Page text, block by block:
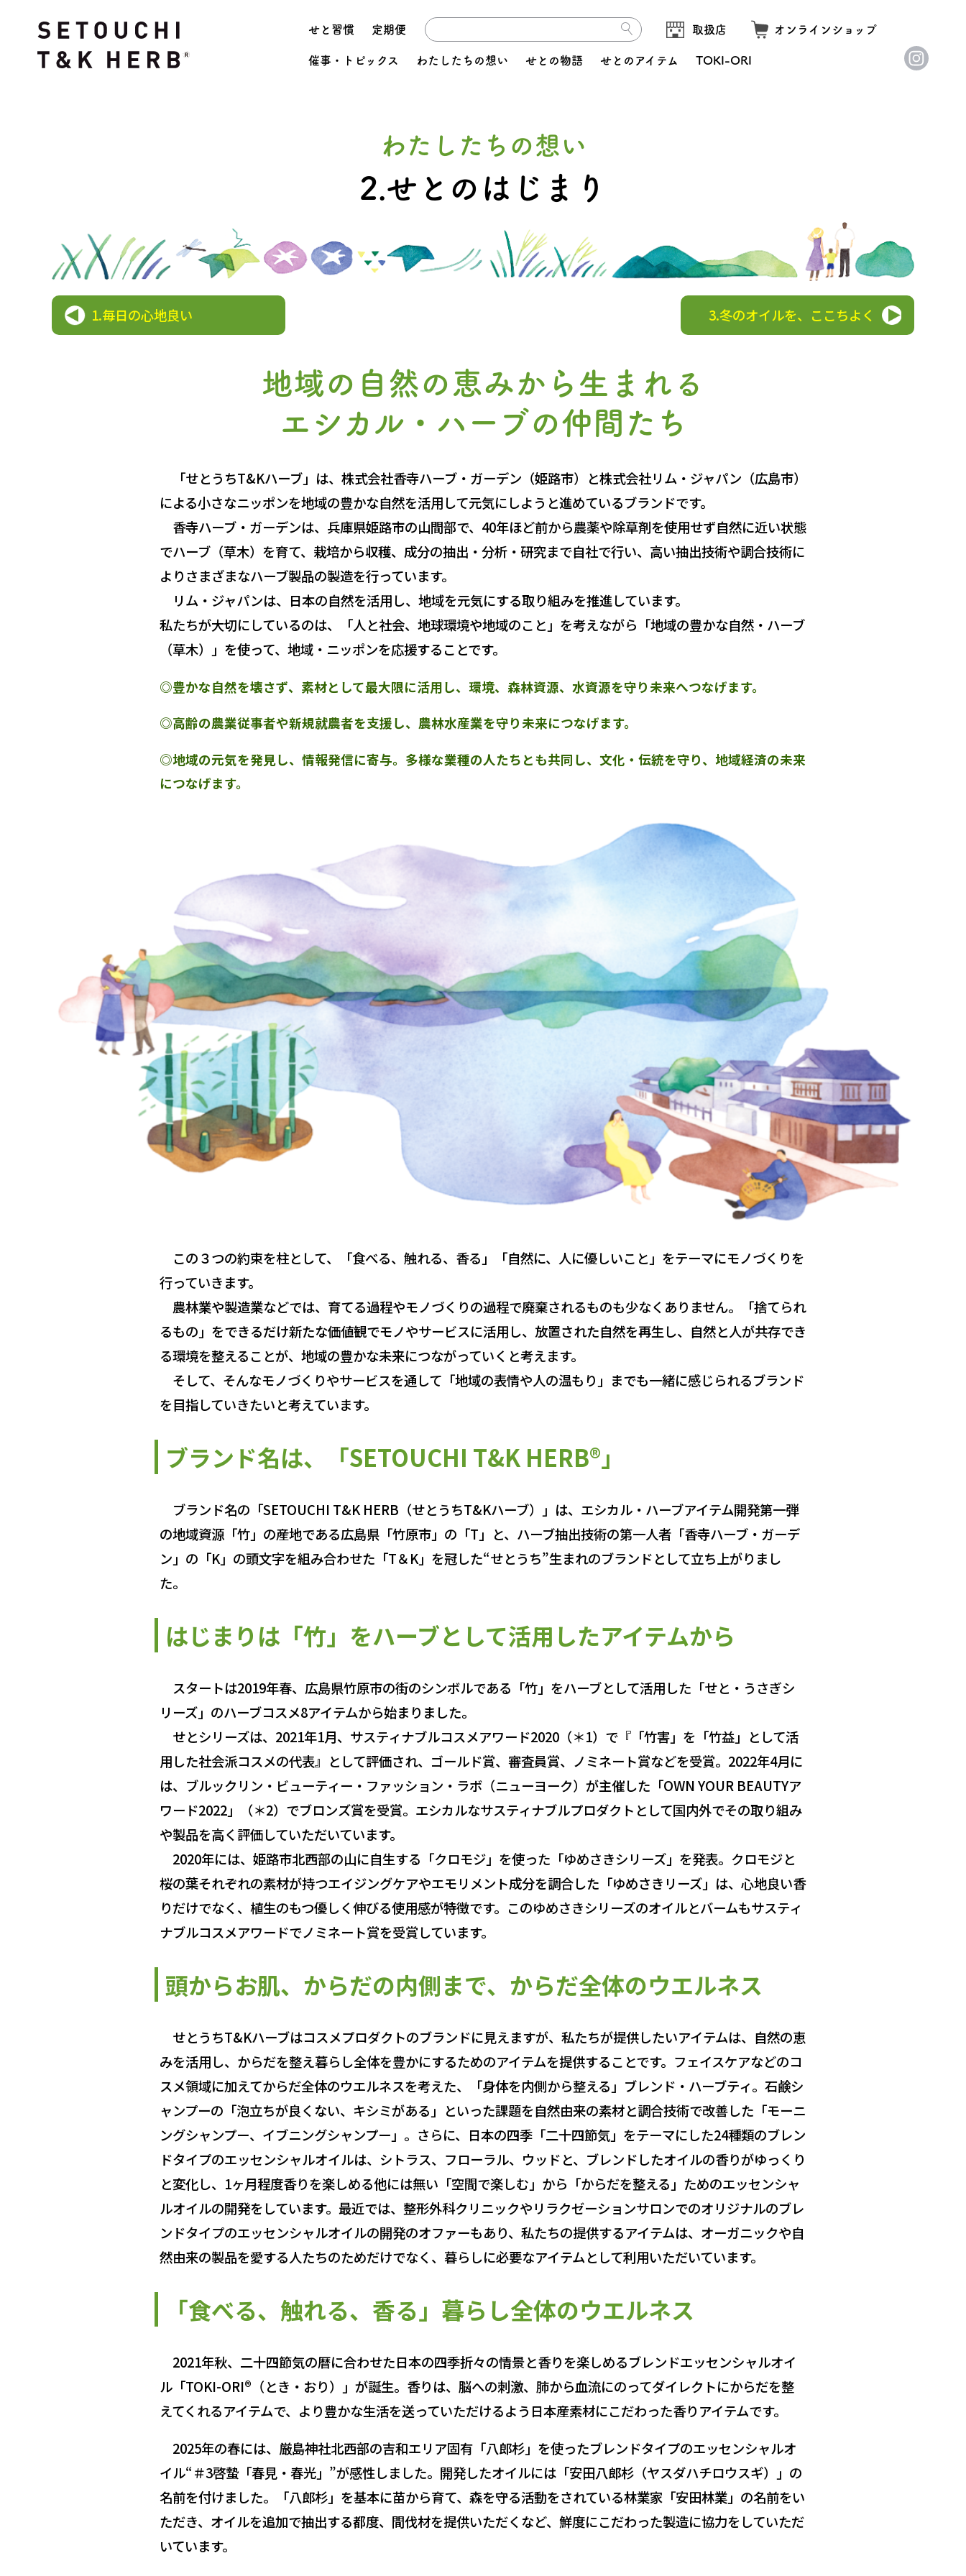
催事・トピックス わたしたちの想い せとの物語 せとのアイテム TOKI-ORI
せと習慣 定期便 取扱店 オンラインショップ
わたしたちの想い
2.せとのはじまり
1.毎日の心地良い 3.冬のオイルを、ここちよく
地域の自然の恵みから生まれる
エシカル・ハーブの仲間たち
「せとうちT&Kハーブ」は、株式会社香寺ハーブ・ガーデン（姫路市）と株式会社リム・ジャパン（広島市）
による小さなニッポンを地域の豊かな自然を活用して元気にしようと進めているブランドです。
香寺ハーブ・ガーデンは、兵庫県姫路市の山間部で、40年ほど前から農薬や除草剤を使用せず自然に近い状態
でハーブ（草木）を育て、栽培から収穫、成分の抽出・分析・研究まで自社で行い、高い抽出技術や調合技術に
よりさまざまなハーブ製品の製造を行っています。
リム・ジャパンは、日本の自然を活用し、地域を元気にする取り組みを推進しています。
私たちが大切にしているのは、「人と社会、地球環境や地域のこと」を考えながら「地域の豊かな自然・ハーブ
（草木）」を使って、地域・ニッポンを応援することです。
◎豊かな自然を壊さず、素材として最大限に活用し、環境、森林資源、水資源を守り未来へつなげます。
◎高齢の農業従事者や新規就農者を支援し、農林水産業を守り未来につなげます。
◎地域の元気を発見し、情報発信に寄与。多様な業種の人たちとも共同し、文化・伝統を守り、地域経済の未来
につなげます。
この３つの約束を柱として、「食べる、触れる、香る」「自然に、人に優しいこと」をテーマにモノづくりを
行っていきます。
農林業や製造業などでは、育てる過程やモノづくりの過程で廃棄されるものも少なくありません。「捨てられ
るもの」をできるだけ新たな価値観でモノやサービスに活用し、放置された自然を再生し、自然と人が共存でき
る環境を整えることが、地域の豊かな未来につながっていくと考えます。
そして、そんなモノづくりやサービスを通して「地域の表情や人の温もり」までも一緒に感じられるブランド
を目指していきたいと考えています。
ブランド名は、「SETOUCHI T&K HERB®」
ブランド名の「SETOUCHI T&K HERB（せとうちT&Kハーブ）」は、エシカル・ハーブアイテム開発第一弾
の地域資源「竹」の産地である広島県「竹原市」の「T」と、ハーブ抽出技術の第一人者「香寺ハーブ・ガーデ
ン」の「K」の頭文字を組み合わせた「T＆K」を冠した“せとうち”生まれのブランドとして立ち上がりまし
た。
はじまりは「竹」をハーブとして活用したアイテムから
スタートは2019年春、広島県竹原市の街のシンボルである「竹」をハーブとして活用した「せと・うさぎシ
リーズ」のハーブコスメ8アイテムから始まりました。
せとシリーズは、2021年1月、サスティナブルコスメアワード2020（＊1）で『「竹害」を「竹益」として活
用した社会派コスメの代表』として評価され、ゴールド賞、審査員賞、ノミネート賞などを受賞。2022年4月に
は、ブルックリン・ビューティー・ファッション・ラボ（ニューヨーク）が主催した「OWN YOUR BEAUTYア
ワード2022」（＊2）でブロンズ賞を受賞。エシカルなサスティナブルプロダクトとして国内外でその取り組み
や製品を高く評価していただいています。
2020年には、姫路市北西部の山に自生する「クロモジ」を使った「ゆめさきシリーズ」を発表。クロモジと
桜の葉それぞれの素材が持つエイジングケアやエモリメント成分を調合した「ゆめさきリーズ」は、心地良い香
りだけでなく、植生のもつ優しく伸びる使用感が特徴です。このゆめさきシリーズのオイルとバームもサスティ
ナブルコスメアワードでノミネート賞を受賞しています。
頭からお肌、からだの内側まで、からだ全体のウエルネス
せとうちT&Kハーブはコスメプロダクトのブランドに見えますが、私たちが提供したいアイテムは、自然の恵
みを活用し、からだを整え暮らし全体を豊かにするためのアイテムを提供することです。フェイスケアなどのコ
スメ領域に加えてからだ全体のウエルネスを考えた、「身体を内側から整える」ブレンド・ハーブティ。石鹸シ
ャンプーの「泡立ちが良くない、キシミがある」といった課題を自然由来の素材と調合技術で改善した「モーニ
ングシャンプー、イブニングシャンプー」。さらに、日本の四季「二十四節気」をテーマにした24種類のブレン
ドタイプのエッセンシャルオイルは、シトラス、フローラル、ウッドと、ブレンドしたオイルの香りがゆっくり
と変化し、1ヶ月程度香りを楽しめる他には無い「空間で楽しむ」から「からだを整える」ためのエッセンシャ
ルオイルの開発をしています。最近では、整形外科クリニックやリラクゼーションサロンでのオリジナルのブレ
ンドタイプのエッセンシャルオイルの開発のオファーもあり、私たちの提供するアイテムは、オーガニックや自
然由来の製品を愛する人たちのためだけでなく、暮らしに必要なアイテムとして利用いただいています。
「食べる、触れる、香る」暮らし全体のウエルネス
2021年秋、二十四節気の暦に合わせた日本の四季折々の情景と香りを楽しめるブレンドエッセンシャルオイ
ル「TOKI-ORI®（とき・おり）」が誕生。香りは、脳への刺激、肺から血流にのってダイレクトにからだを整
えてくれるアイテムで、より豊かな生活を送っていただけるよう日本産素材にこだわった香りアイテムです。
2025年の春には、厳島神社北西部の吉和エリア固有「八郎杉」を使ったブレンドタイプのエッセンシャルオ
イル“＃3啓蟄「春見・春光」”が感性しました。開発したオイルには「安田八郎杉（ヤスダハチロウスギ）」の
名前を付けました。「八郎杉」を基本に苗から育て、森を守る活動をされている林業家「安田林業」の名前をい
ただき、オイルを追加で抽出する都度、間伐材を提供いただくなど、鮮度にこだわった製造に協力をしていただ
いています。